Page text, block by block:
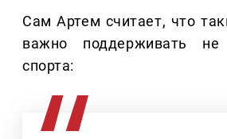
Сам Артем считает, что
важно поддерживать
спорта: